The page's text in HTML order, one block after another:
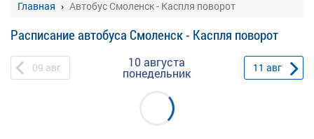
Главная Автобус Смоленск - Каспля поворот
Расписание автобуса Смоленск - Каспля поворот
09 авг 10 августа
понедельник 11 авг